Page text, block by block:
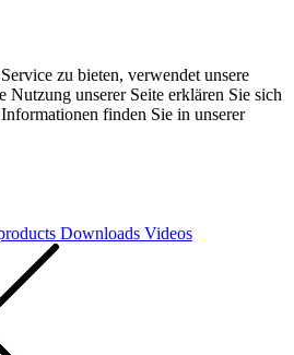
zu bieten, verwendet unsere
Nutzung unserer Seite erklären Sie sich
finden Sie in unserer
Downloads Videos